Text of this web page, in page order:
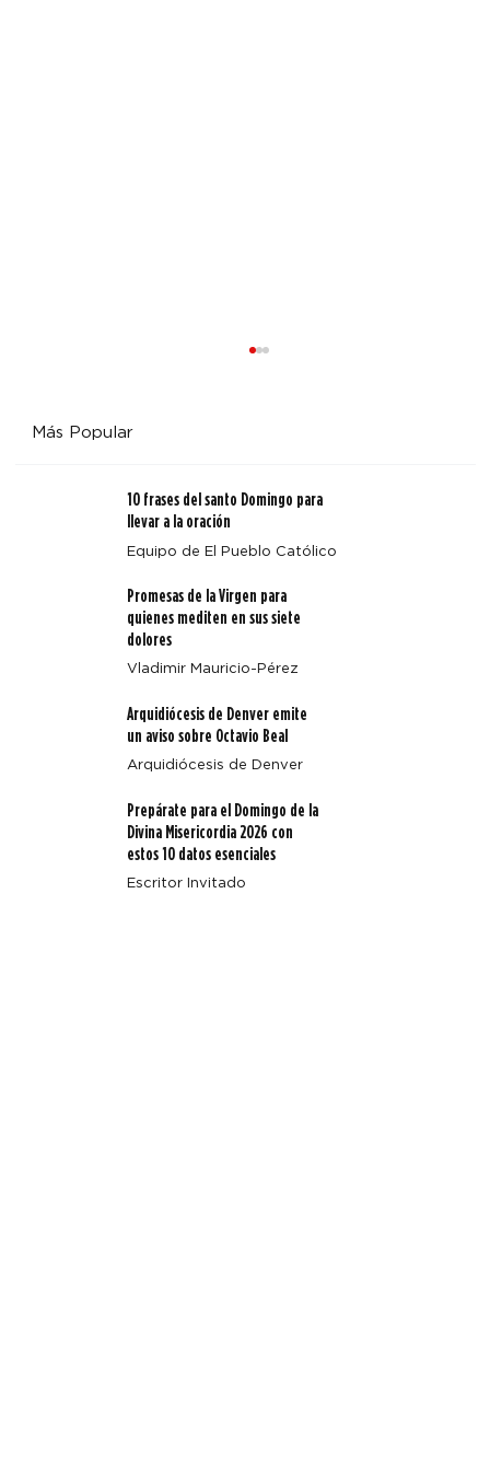
Arquidiócesis de Denver emite un aviso sobre Octavio
Más Popular
10 frases del santo Domingo para
llevar a la oración
Equipo de El Pueblo Católico
Promesas de la Virgen para
quienes mediten en sus siete
dolores
Vladimir Mauricio-Pérez
Arquidiócesis de Denver emite
un aviso sobre Octavio Beal
Arquidiócesis de Denver
Prepárate para el Domingo de la
Divina Misericordia 2026 con
estos 10 datos esenciales
Escritor Invitado